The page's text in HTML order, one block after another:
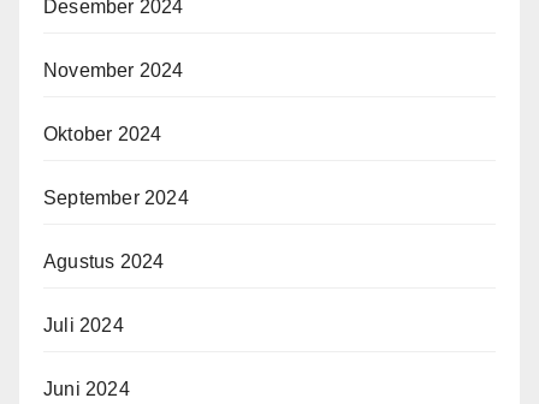
Desember 2024
November 2024
Oktober 2024
September 2024
Agustus 2024
Juli 2024
Juni 2024